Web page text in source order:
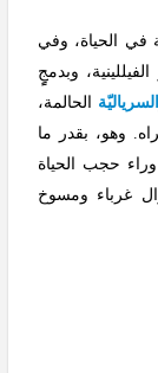
في الحياة، وفي
وبدمجٍٍ
السرياليّة الحالمة،
وهو، بقدر ما
حجب الحياة
غرباء ومسوخ